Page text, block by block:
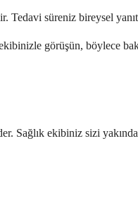
süreniz bireysel
görüşün, böylece
Sağlık ekibiniz sizi